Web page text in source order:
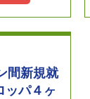
間新規就
ッパ４ヶ